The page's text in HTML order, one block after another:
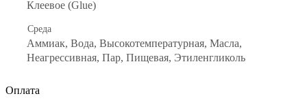
Клеевое (Glue)
Среда
Аммиак, Вода, Высокотемпературная, Масла,
Неагрессивная, Пар, Пищевая, Этиленгликоль
Оплата